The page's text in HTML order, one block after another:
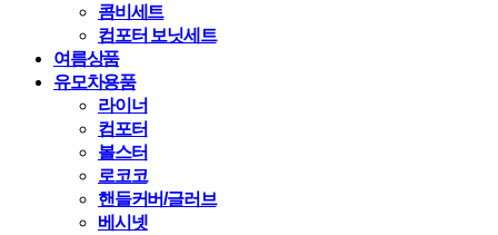
콤비세트
컴포터 보닛세트
여름상품
유모차용품
라이너
컴포터
볼스터
로코코
핸들커버/글러브
베시넷